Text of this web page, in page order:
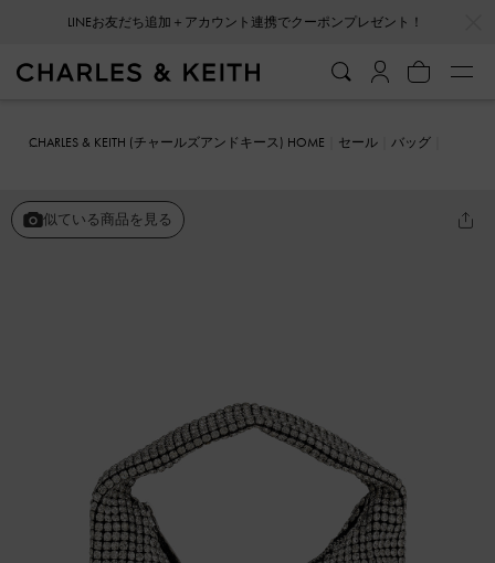
LINEお友だち追加＋アカウント連携でクーポンプレゼント！
CHARLES & KEITH (チャールズアンドキース) HOME セール
バッグ
似ている商品を見る